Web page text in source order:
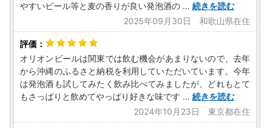
やすいビール等と麦の香りが良い発泡酒の ... 続きを読む
2025年09月30日 和歌山県在住
オリオンビールは関東では飲む機会があまりないので、去年
から沖縄のふるさと納税を利用していただいています。今年
は発泡酒も試してみたく飲み比べてみましたが、どれもとて
もさっぱりと飲めてやっぱり好きな味です ... 続きを読む
2024年10月23日 東京都在住